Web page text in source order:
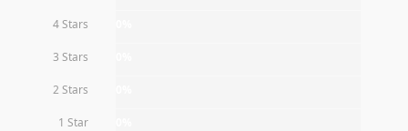
4 Stars
3 Stars
2 Stars
1 Star